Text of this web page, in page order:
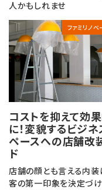
人かもしれませ
ファミリノベ
コストを抑えて効
に！変貌するビジネ
ペースへの店舗改
ド
店舗の顔とも言える内装
客の第一印象を決定づけ